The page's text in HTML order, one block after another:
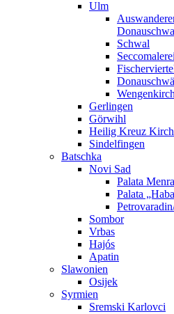
Ulm
Schwal
Gerlingen
Görwihl
Heilig Kreuz
Sindelfingen
Batschka
Novi Sad
Palata
Palata
Sombor
Vrbas
Hajós
Apatin
Slawonien
Osijek
Syrmien
Sremski Karlovci